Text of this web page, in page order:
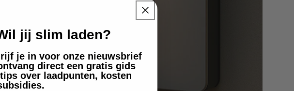
domestique réduit
empreinte
jij slim laden?
je in voor onze nieuwsbrief
direct een gratis gids
over laadpunten, kosten